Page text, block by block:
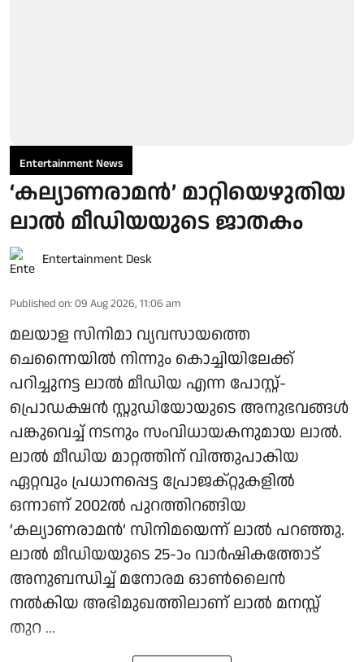
Entertainment News
‘കല്യാണരാമൻ’ മാറ്റിയെഴുതിയ
ലാൽ മീഡിയയുടെ ജാതകം
Entertainment Desk
Published on: 09 Aug 2026, 11:06 am
മലയാള സിനിമാ വ്യവസായത്തെ
ചെന്നൈയിൽ നിന്നും കൊച്ചിയിലേക്ക്
പറിച്ചുനട്ട ലാൽ മീഡിയ എന്ന പോസ്റ്റ്-
പ്രൊഡക്ഷൻ സ്റ്റുഡിയോയുടെ അനുഭവങ്ങൾ
പങ്കുവെച്ച് നടനും സംവിധായകനുമായ ലാൽ.
ലാൽ മീഡിയ മാറ്റത്തിന് വിത്തുപാകിയ
ഏറ്റവും പ്രധാനപ്പെട്ട പ്രോജക്റ്റുകളിൽ
ഒന്നാണ് 2002ൽ പുറത്തിറങ്ങിയ
‘കല്യാണരാമൻ’ സിനിമയെന്ന് ലാൽ പറഞ്ഞു.
ലാൽ മീഡിയയുടെ 25-ാം വാർഷികത്തോട്
അനുബന്ധിച്ച് മനോരമ ഓൺലൈൻ
നൽകിയ അഭിമുഖത്തിലാണ് ലാൽ മനസ്സ്
തുറ ...